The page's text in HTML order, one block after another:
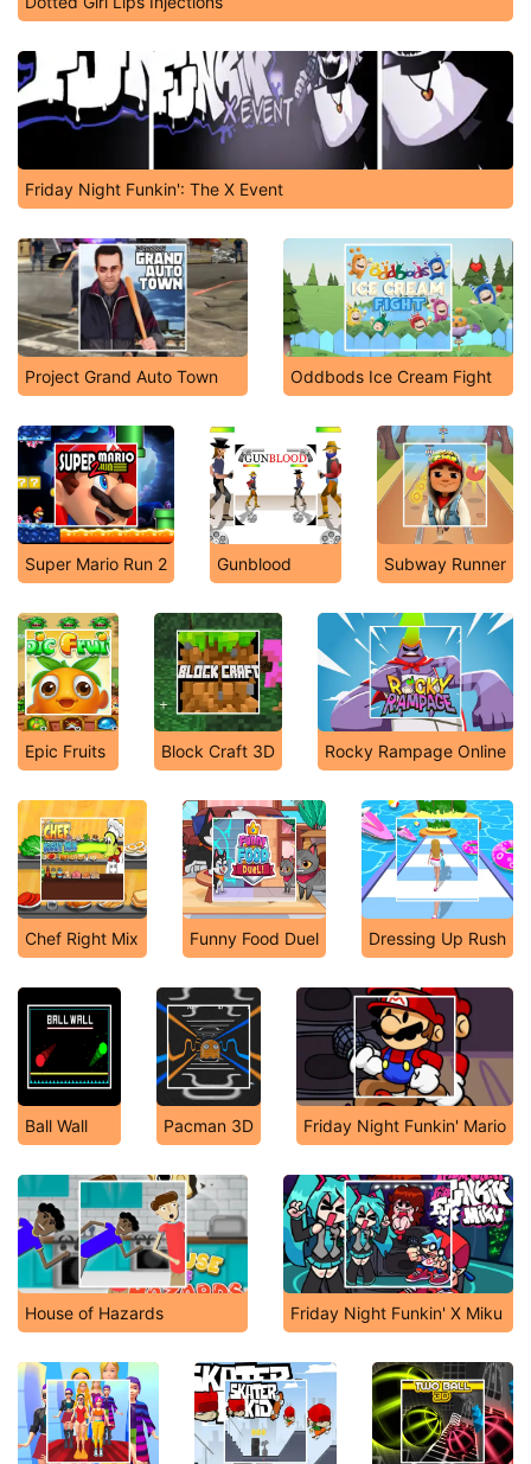
Friday Night Funkin': The X Event
Project Grand Auto Town Oddbods Ice Cream Fight
Super Mario Run 2 Gunblood Subway Runner
Epic Fruits Block Craft 3D Rocky Rampage Online
Chef Right Mix Funny Food Duel Dressing Up Rush
Ball Wall Pacman 3D Friday Night Funkin' Mario
House of Hazards Friday Night Funkin' X Miku